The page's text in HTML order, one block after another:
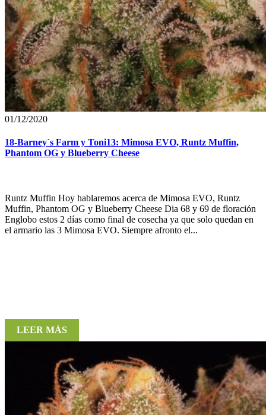
01/12/2020
18-Barney´s Farm y Toni13: Mimosa EVO, Runtz Muffin,
Phantom OG y Blueberry Cheese
Runtz Muffin Hoy hablaremos acerca de Mimosa EVO, Runtz
Muffin, Phantom OG y Blueberry Cheese Dia 68 y 69 de floración
Englobo estos 2 días como final de cosecha ya que solo quedan en
el armario las 3 Mimosa EVO. Siempre afronto el...
LEER MÁS